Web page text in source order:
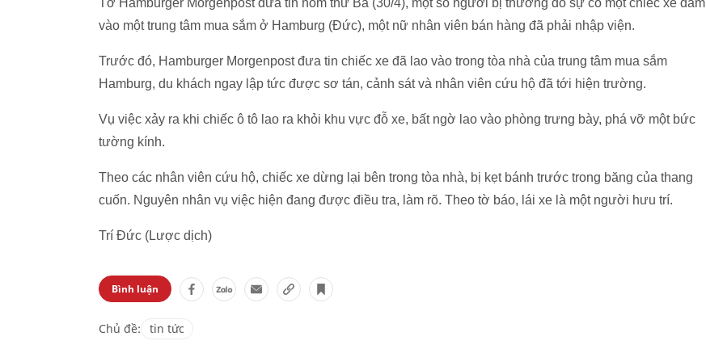
Tờ Hamburger Morgenpost đưa tin hôm thứ Ba (30/4), một số người bị thương do sự cố một chiếc xe đâm
vào một trung tâm mua sắm ở Hamburg (Đức), một nữ nhân viên bán hàng đã phải nhập viện.
Trước đó, Hamburger Morgenpost đưa tin chiếc xe đã lao vào trong tòa nhà của trung tâm mua sắm
Hamburg, du khách ngay lập tức được sơ tán, cảnh sát và nhân viên cứu hộ đã tới hiện trường.
Vụ việc xảy ra khi chiếc ô tô lao ra khỏi khu vực đỗ xe, bất ngờ lao vào phòng trưng bày, phá vỡ một bức
tường kính.
Theo các nhân viên cứu hộ, chiếc xe dừng lại bên trong tòa nhà, bị kẹt bánh trước trong băng của thang
cuốn. Nguyên nhân vụ việc hiện đang được điều tra, làm rõ. Theo tờ báo, lái xe là một người hưu trí.
Trí Đức (Lược dịch)
Bình luận
Chủ đề: tin tức